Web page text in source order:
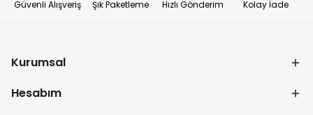
Güvenli Alışveriş Şık Paketleme Hızlı Gönderim Kolay İade
Kurumsal
Hesabım